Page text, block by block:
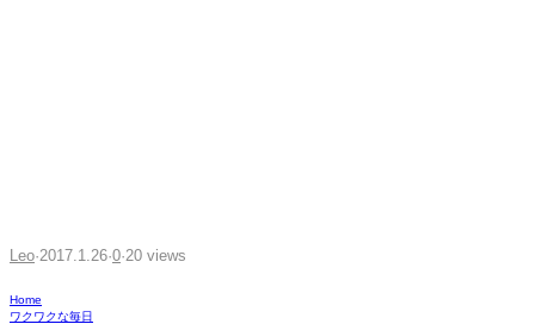
Leo·2017.1.26·0·20 views
Home
ワクワクな毎日